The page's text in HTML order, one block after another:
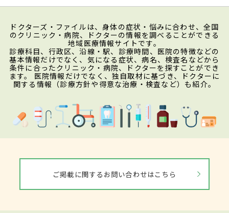
ドクターズ・ファイルは、身体の症状・悩みに合わせ、全国
のクリニック・病院、ドクターの情報を調べることができる
地域医療情報サイトです。
診療科目、行政区、沿線・駅、診療時間、医院の特徴などの
基本情報だけでなく、気になる症状、病名、検査名などから
条件に合ったクリニック・病院、ドクターを探すことができ
ます。 医院情報だけでなく、独自取材に基づき、ドクターに
関する情報（診療方針や得意な治療・検査など）も紹介。
ご掲載に関するお問い合わせはこちら